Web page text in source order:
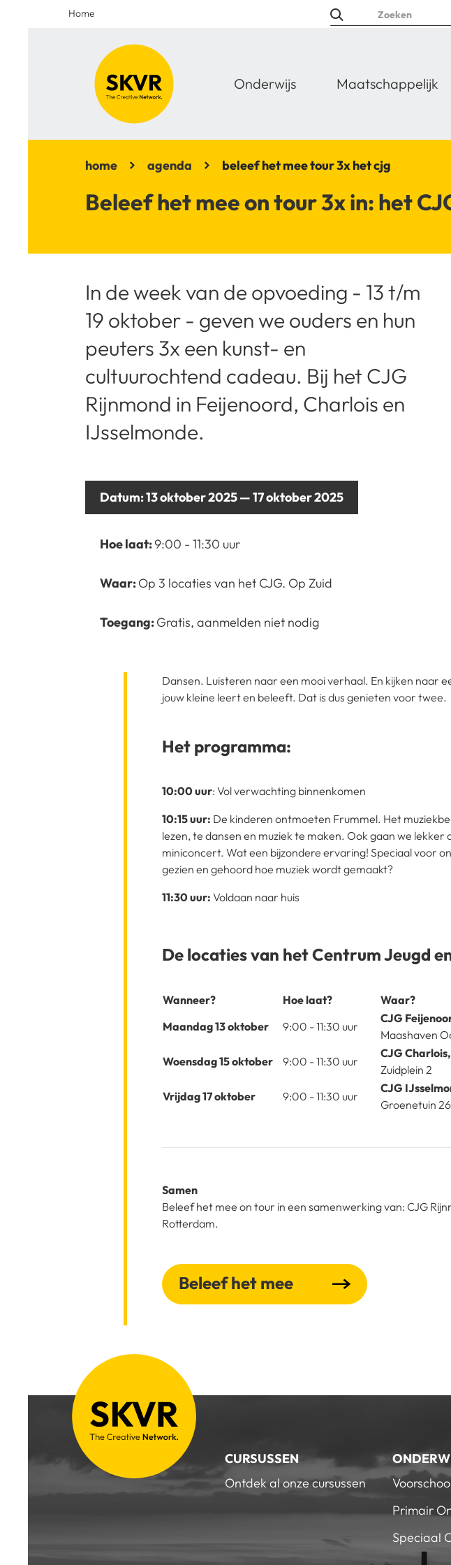
Home
Onderwijs Maatschappelijk
home agenda beleef het mee tour 3x het cjg
Beleef het mee on tour 3x in: het
In de week van de opvoeding - 13 t/m
19 oktober - geven we ouders en hun
peuters 3x een kunst- en
cultuurochtend cadeau. Bij het CJG
Rijnmond in Feijenoord, Charlois en
IJsselmonde.
Datum:13 oktober 2025 — 17 oktober 2025
Hoe laat:9:00 - 11:30 uur
Waar:Op 3 locaties van het CJG. Op Zuid
Toegang:Gratis, aanmelden niet nodig
Dansen. Luisteren naar een mooi verhaal. En kijken naar
jouw kleine leert en beleeft. Dat is dus genieten voor
Het programma:
10:00 uur: Vol verwachting binnenkomen
10:15 uur: De kinderen ontmoeten Frummel. Het
lezen, te dansen en muziek te maken. Ook gaan we
miniconcert. Wat een bijzondere ervaring! Speciaal voor
gezien en gehoord hoe muziek wordt gemaakt?
11:30 uur: Voldaan naar huis
De locaties van het Centrum Jeugd
Wanneer? Hoe laat?
Waar?
Maandag 13 oktober
9:00 - 11:30 uur
CJG
Maashaven
Woensdag 15 oktober
9:00 - 11:30 uur
CJG Charlois,
Zuidplein 2
Vrijdag 17 oktober
9:00 - 11:30 uur
CJG
Groenetuin
Samen
Beleef het mee on tour in een samenwerking van: CJG
Rotterdam.
Beleef het mee
CURSUSSEN
Ontdek al onze cursussen
Primair
Speciaal